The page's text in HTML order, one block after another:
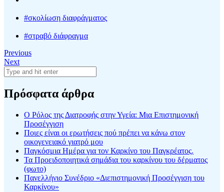
#σκολίωση διαφράγματος
#στραβό διάφραγμα
Previous
Next
Πρόσφατα άρθρα
Ο Ρόλος της Διατροφής στην Υγεία: Μια Επιστημονική
Προσέγγιση
Ποιες είναι οι ερωτήσεις πού πρέπει να κάνω στον
οικογενειακό γιατρό μου
Παγκόσμια Ημέρα για τον Καρκίνο του Παγκρέατος.
Τα Προειδοποιητικά σημάδια του καρκίνου του δέρματος
(φωτο)
Πανελλήνιο Συνέδριο «Διεπιστημονική Προσέγγιση του
Καρκίνου»